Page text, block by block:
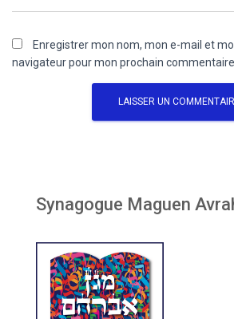
Enregistrer mon nom, mon e-mail et
navigateur pour mon prochain commentaire.
Synagogue Maguen